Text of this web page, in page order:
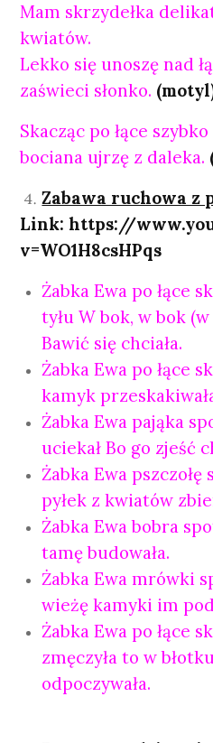
Mam skrzydełka
kwiatów.
Lekko się unoszę nad
zaświeci słonko.
Skacząc po łące
bociana ujrzę z daleka.
Zabawa ruchowa z
Link:https://
v=WO1H8csHPqs
Żabka Ewa po łące
tyłu W bok, w bok
Bawić się chciała.
Żabka Ewa po łące
kamyk
Żabka Ewa pająka
uciekał Bo go zjeść
Żabka Ewa pszczołę
pyłek z kwiatów
Żabka Ewa bobra
tamę budowała.
Żabka Ewa mrówki
wieżę kamyki im
Żabka Ewa po łące
zmęczyła to w
odpoczywała.